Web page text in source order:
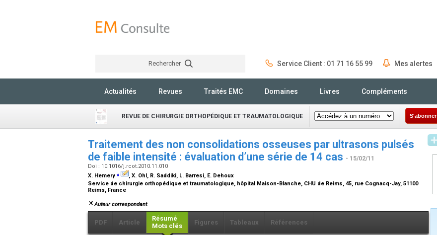
Rechercher Service Client : 01 71 16 55 99 Mes alertes
Actualités Revues Traités EMC Domaines Livres Compléments
REVUE DE CHIRURGIE ORTHOPÉDIQUE ET TRAUMATOLOGIQUE S'abonner
Traitement des non consolidations osseuses par ultrasons pulsés
de faible intensité : évaluation d’une série de 14 cas - 15/02/11
Doi : 10.1016/j.rcot.2010.11.010
X. Hemery ⁎
, X. Ohl, R. Saddiki, L. Barresi, E. Dehoux
Service de chirurgie orthopédique et traumatologique, hôpital Maison-Blanche, CHU de Reims, 45, rue Cognacq-Jay, 51100
Reims, France
Auteur correspondant.
PDF Article
Résumé
Mots clés
Figures Tableaux Références